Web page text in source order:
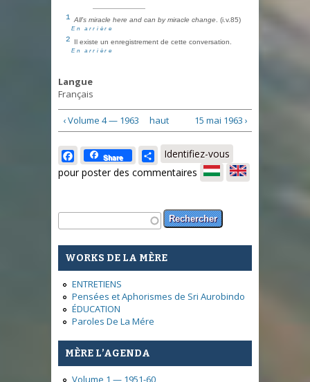
1 All's miracle here and can by miracle change . (i.v.85)
En arrière
2 Il existe un enregistrement de cette conversation.
En arrière
Langue
Français
‹ Volume 4 — 1963 haut 15 mai 1963 ›
Facebook
Share Share
Identifiez-vous
pour poster des commentaires
Formulaire de recherche
Rechercher
WORKS DE LA MÈRE
ENTRETIENS
Pensées et Aphorismes de Sri Aurobindo
ÉDUCATION
Paroles De La Mére
MÈRE L’AGENDA
Volume 1 — 1951-60